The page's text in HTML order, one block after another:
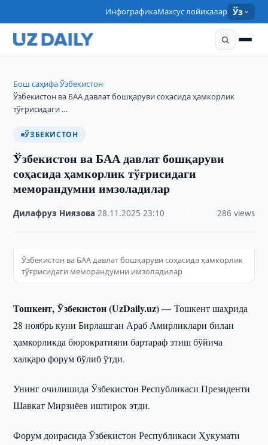
ИнфографикаМахсус лойиҳалар Ўз
Бош саҳифа›Ўзбекистон›
Ўзбекистон ва БАА давлат бошқаруви соҳасида ҳамкорлик
тўғрисидаги …
ЎЗБЕКИСТОН
Ўзбекистон ва БАА давлат бошқаруви
соҳасида ҳамкорлик тўғрисидаги
меморандумни имзоладилар
Дилафруз Ниязова ·28.11.2025 ·23:10 286 views
Ўзбекистон ва БАА давлат бошқаруви соҳасида ҳамкорлик
тўғрисидаги меморандумни имзоладилар
Тошкент, Ўзбекистон (UzDaily.uz) —Тошкент шаҳрида
28 ноябрь куни Бирлашган Араб Амирликлари билан
ҳамкорликда бюрократияни бартараф этиш бўйича
халқаро форум бўлиб ўтди.
Унинг очилишида Ўзбекистон Республикаси Президенти
Шавкат Мирзиёев иштирок этди.
Форум доирасида Ўзбекистон Республикаси Ҳукумати